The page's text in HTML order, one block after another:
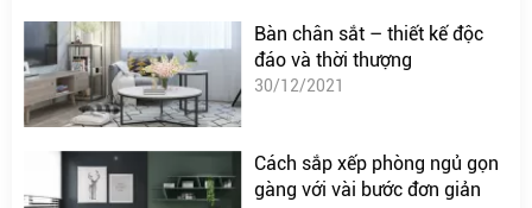
Bàn chân sắt – thiết kế độc
đáo và thời thượng
30/12/2021
Cách sắp xếp phòng ngủ gọn
gàng với vài bước đơn giản